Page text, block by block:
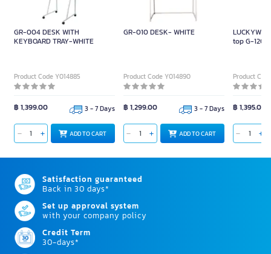
GR-004 DESK WITH
KEYBOARD TRAY-WHITE
Product Code Y014885
฿ 1,399.00 3 - 7 Days
ADD TO CART
GR-010 DESK- WHITE
Product Code Y014890
฿ 1,299.00 3 - 7 Days
ADD TO CART
top G-120
Product
฿ 1,395.00
Satisfaction guaranteed
Back in 30 days*
Set up approval system
with your company policy
Credit Term
30-days*